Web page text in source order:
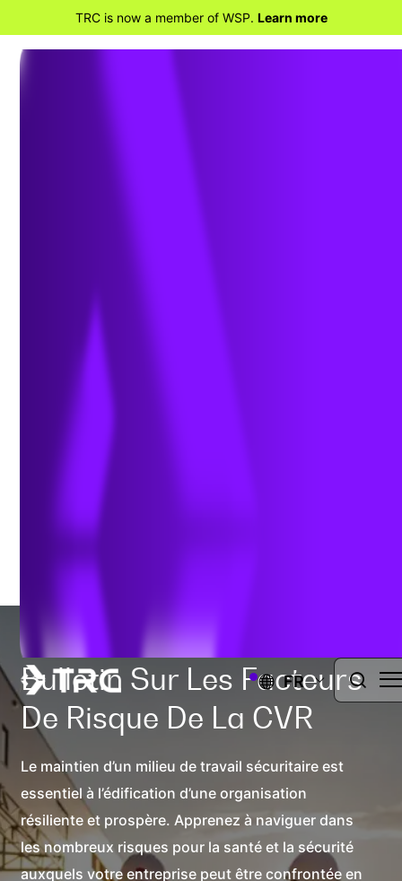
TRC is now a member of WSP. Learn more
FR
L’ergonomie en milieu
de travail
Author:Curtis Biondich, RPA
Bulletin Sur Les Facteurs
De Risque De La CVR
Le maintien d’un milieu de travail sécuritaire est
essentiel à l’édification d’une organisation
résiliente et prospère. Apprenez à naviguer dans
les nombreux risques pour la santé et la sécurité
auxquels votre entreprise peut être confrontée en